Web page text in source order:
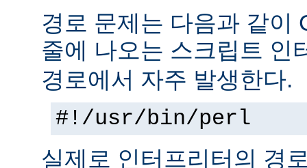
경로 문제는 다음과 같이
줄에 나오는 스크립트 인
경로에서 자주 발생한다.
#!/usr/bin/perl
실제로 인터프리터의 경